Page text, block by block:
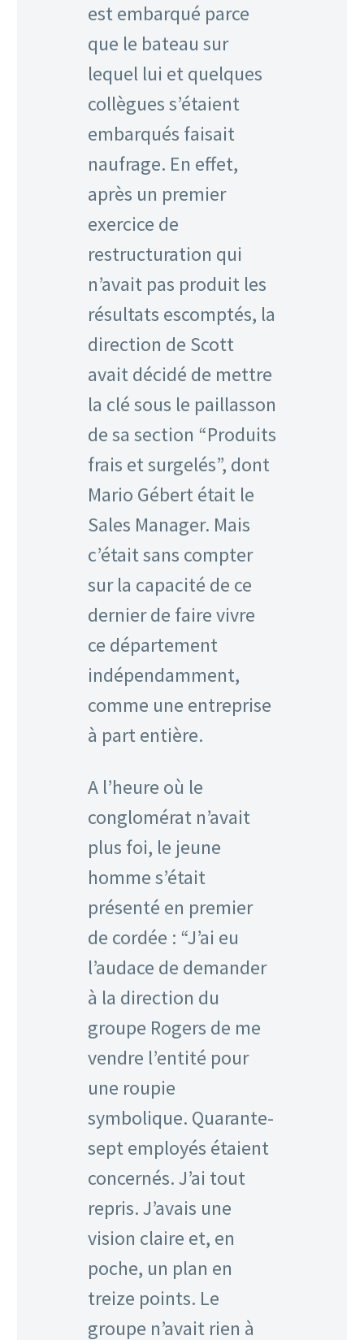
est embarqué parce
que le bateau sur
lequel lui et quelques
collègues s’étaient
embarqués faisait
naufrage. En effet,
après un premier
exercice de
restructuration qui
n’avait pas produit les
résultats escomptés, la
direction de Scott
avait décidé de mettre
la clé sous le paillasson
de sa section “Produits
frais et surgelés”, dont
Mario Gébert était le
Sales Manager. Mais
c’était sans compter
sur la capacité de ce
dernier de faire vivre
ce département
indépendamment,
comme une entreprise
à part entière.
A l’heure où le
conglomérat n’avait
plus foi, le jeune
homme s’était
présenté en premier
de cordée : “J’ai eu
l’audace de demander
à la direction du
groupe Rogers de me
vendre l’entité pour
une roupie
symbolique. Quarante-
sept employés étaient
concernés. J’ai tout
repris. J’avais une
vision claire et, en
poche, un plan en
treize points. Le
groupe n’avait rien à